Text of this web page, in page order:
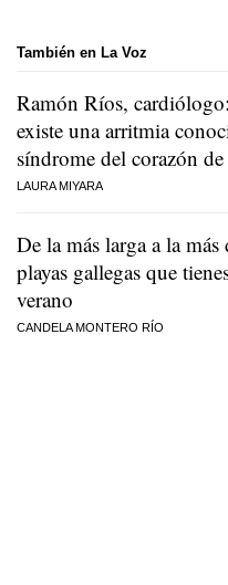
También en La Voz
Ramón Ríos,
existe una arritmia
síndrome del corazón
LAURA MIYARA
De la más larga a la
playas gallegas que
verano
CANDELA MONTERO RÍO